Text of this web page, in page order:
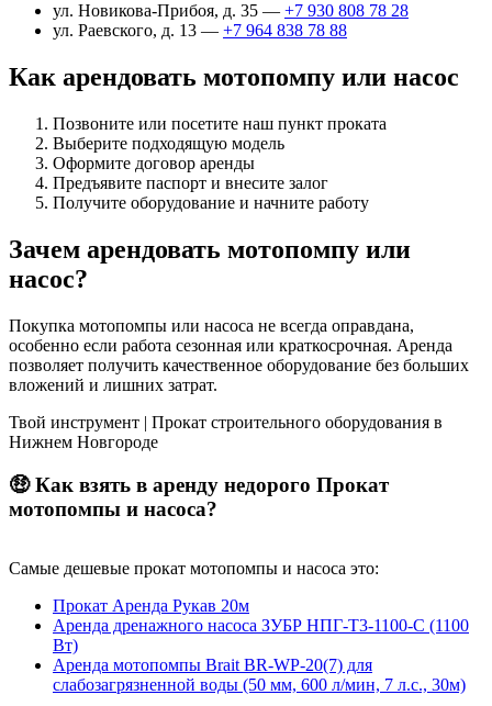
ул. Новикова-Прибоя, д. 35 — +7 930 808 78 28
ул. Раевского, д. 13 — +7 964 838 78 88
Как арендовать мотопомпу или насос
Позвоните или посетите наш пункт проката
Выберите подходящую модель
Оформите договор аренды
Предъявите паспорт и внесите залог
Получите оборудование и начните работу
Зачем арендовать мотопомпу или
насос?
Покупка мотопомпы или насоса не всегда оправдана,
особенно если работа сезонная или краткосрочная. Аренда
позволяет получить качественное оборудование без больших
вложений и лишних затрат.
Твой инструмент | Прокат строительного оборудования в
Нижнем Новгороде
🤑 Как взять в аренду недорого Прокат
мотопомпы и насоса?
Самые дешевые прокат мотопомпы и насоса это:
Прокат Аренда Рукав 20м
Аренда дренажного насоса ЗУБР НПГ-Т3-1100-С (1100
Вт)
Аренда мотопомпы Brait BR-WP-20(7) для
слабозагрязненной воды (50 мм, 600 л/мин, 7 л.с., 30м)